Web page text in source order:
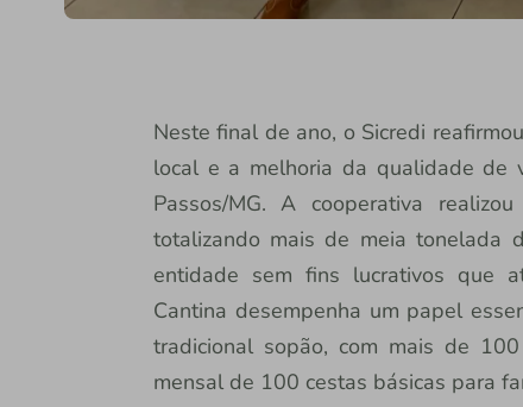
Neste final de ano, o Sicredi
local e a melhoria da qualidade de
Passos/MG. A cooperativa
totalizando mais de meia tonelada
entidade sem fins lucrativos que
Cantina desempenha um papel
tradicional sopão, com mais de
mensal de 100 cestas básicas para